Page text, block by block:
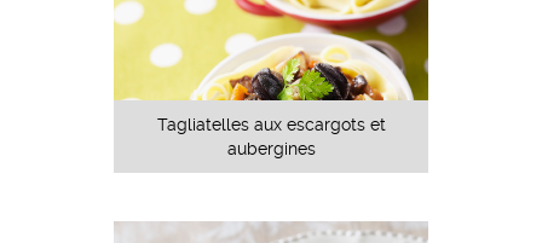
Tagliatelles aux escargots et
aubergines